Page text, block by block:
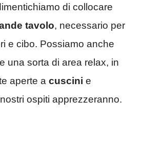
di collocare
tavolo, necessario per
e cibo. Possiamo anche
una sorta di area relax, in
aperte a cuscini e
ospiti apprezzeranno.